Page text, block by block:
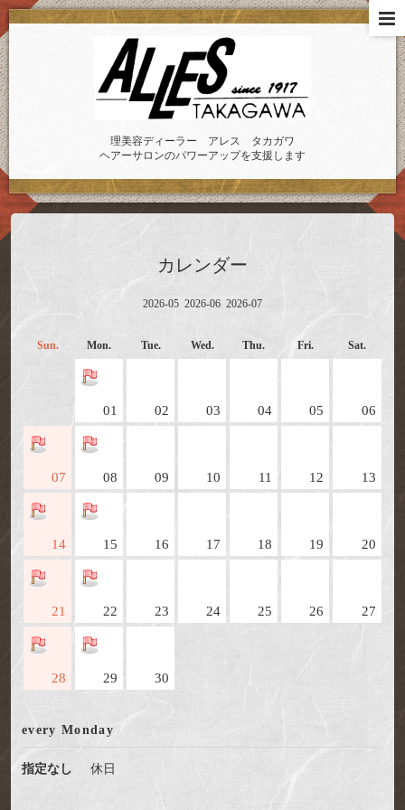
理美容ディーラー アレス タカガワ
ヘアーサロンのパワーアップを支援します
カレンダー
2026-05 2026-06 2026-07
Sun. Mon. Tue. Wed. Thu. Fri. Sat.
01 02 03 04 05 06
07 08 09 10 11 12 13
14 15 16 17 18 19 20
21 22 23 24 25 26 27
28 29 30
every Monday
指定なし 休日